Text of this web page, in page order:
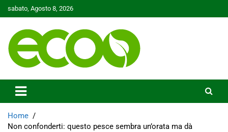
to
sabato, Agosto 8, 2026
Ecoo.it
Home
Non confonderti: questo pesce sembra un’orata ma dà